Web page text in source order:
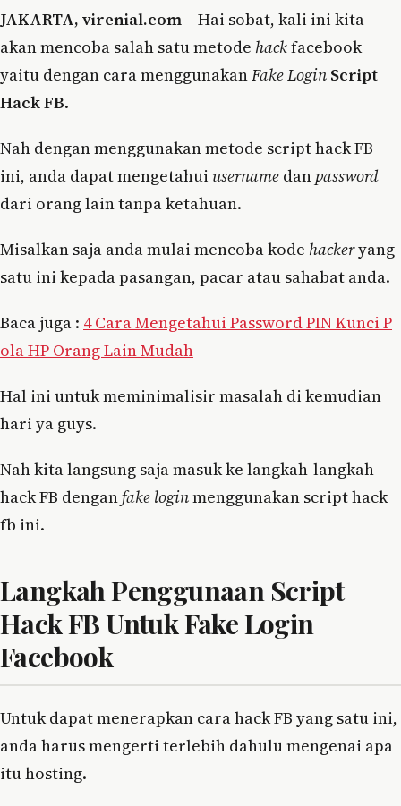
JAKARTA, virenial.com – Hai sobat, kali ini kita
akan mencoba salah satu metode hackfacebook
yaitu dengan cara menggunakanFake Login Script
Hack FB.
Nah dengan menggunakan metode script hack FB
ini, anda dapat mengetahui username dan password
dari orang lain tanpa ketahuan.
Misalkan saja anda mulai mencoba kode hackeryang
satu ini kepada pasangan, pacar atau sahabat anda.
Baca juga : 4 Cara Mengetahui Password PIN Kunci P
ola HP Orang Lain Mudah
Hal ini untuk meminimalisir masalah di kemudian
hari ya guys.
Nah kita langsung saja masuk ke langkah-langkah
hack FB denganfake loginmenggunakan script hack
fb ini.
Langkah Penggunaan Script
Hack FB Untuk Fake Login
Facebook
Untuk dapat menerapkan cara hack FB yang satu ini,
anda harus mengerti terlebih dahulu mengenai apa
itu hosting.